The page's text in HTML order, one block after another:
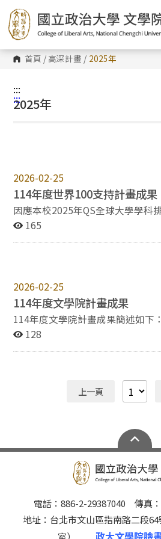
跳
到
主
要
內
容
區 首頁 / 高深計畫 / 2025年
:::
:::
2025年
2026-02-25
114年度世界100支持計畫成果
因應本校2025年QS全球大學學科
史」榮列世界第三十二名，本院在
青年學術人才，並結合各系所特色
建構國際學術網絡。 本年度在大型學術交流方面，本院
系所舉辦了13場國際會議與學術
學、區域歷史研究、跨文化哲學思
前瞻領域。會議共吸引超過400位
與國際前沿學界對話的重要平台
年度共有22位國際知名學者，分
本、美國、英國、波蘭、挪威、比
術資源共享方面，奠定了穩固且長
外，為了培育師生的國際移動力
韓國、比利時、挪威等國，實地參
國際研討會、執行海外實習，以及
度洽談。同時，本院也積極邀請合
雙向互惠國際合作模式，確保學術
性，共同為提升本校人文學門的
165
2026-02-25
114年度文學院計畫成果
114年度文學院計畫成果簡述如下： 一、「豐壤：強
學創新精進學習環境」：分別補助
者來訪、籌辦70場國内外學者專
22場實踐學習活動、補助25位學
未來將持續推動四個子計畫，預
群、公共事務、社會實踐等面向之
128
上一頁
電話：886-2-29387040 傳真
地址：台北市文山區指南路二段
室） 政大文學院臉